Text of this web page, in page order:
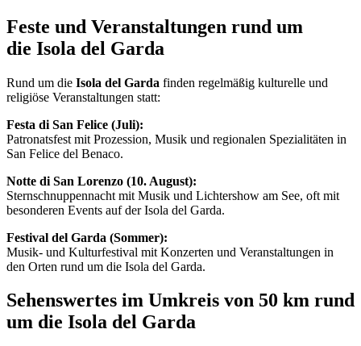
Feste und Veranstaltungen rund um
die Isola del Garda
Rund um die Isola del Garda finden regelmäßig kulturelle und
religiöse Veranstaltungen statt:
Festa di San Felice (Juli):
Patronatsfest mit Prozession, Musik und regionalen Spezialitäten in
San Felice del Benaco.
Notte di San Lorenzo (10. August):
Sternschnuppennacht mit Musik und Lichtershow am See, oft mit
besonderen Events auf der Isola del Garda.
Festival del Garda (Sommer):
Musik- und Kulturfestival mit Konzerten und Veranstaltungen in
den Orten rund um die Isola del Garda.
Sehenswertes im Umkreis von 50 km rund
um die Isola del Garda